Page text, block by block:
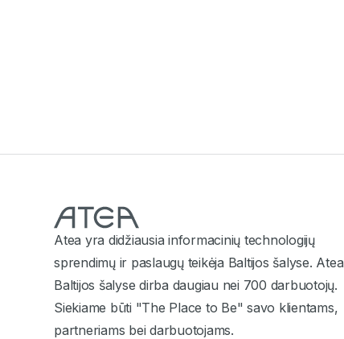
Atea yra didžiausia informacinių technologijų
sprendimų ir paslaugų teikėja Baltijos šalyse. Atea
Baltijos šalyse dirba daugiau nei 700 darbuotojų.
Siekiame būti "The Place to Be" savo klientams,
partneriams bei darbuotojams.